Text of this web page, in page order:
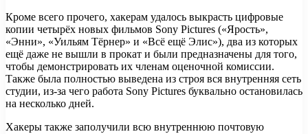
Кроме всего прочего, хакерам удалось выкрасть цифровые
копии четырёх новых фильмов Sony Pictures («Ярость»,
«Энни», «Уильям Тёрнер» и «Всё ещё Элис»), два из которых
ещё даже не вышли в прокат и были предназначены для того,
чтобы демонстрировать их членам оценочной комиссии.
Также была полностью выведена из строя вся внутренняя сеть
студии, из-за чего работа Sony Pictures буквально остановилась
на несколько дней.
Хакеры также заполучили всю внутреннюю почтовую